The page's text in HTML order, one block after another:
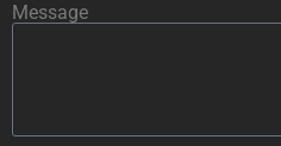
Message